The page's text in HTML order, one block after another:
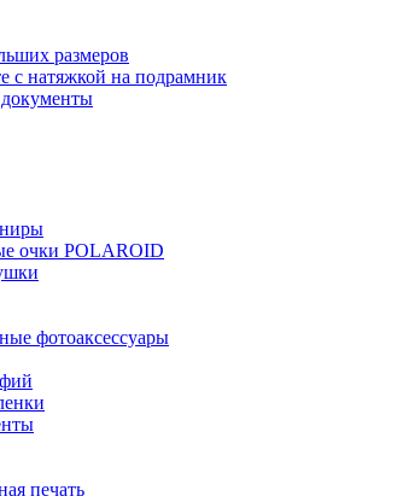
размеров
с натяжкой на подрамник
очки POLAROID
фотоаксессуары
печать